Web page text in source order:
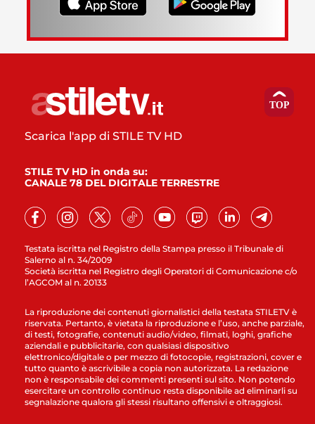
Testata iscritta nel Registro della Stampa presso il Tribunale di
Salerno al n. 34/2009
Società iscritta nel Registro degli Operatori di Comunicazione c/o
l’AGCOM al n. 20133
Scarica l'app di STILE TV HD
STILE TV HD in onda su:
CANALE 78 DEL DIGITALE TERRESTRE
La riproduzione dei contenuti giornalistici della testata STILETV è
riservata. Pertanto, è vietata la riproduzione e l’uso, anche parziale,
di testi, fotografie, contenuti audio/video, filmati, loghi, grafiche
aziendali e pubblicitarie, con qualsiasi dispositivo
elettronico/digitale o per mezzo di fotocopie, registrazioni, cover e
tutto quanto è ascrivibile a copia non autorizzata. La redazione
non è responsabile dei commenti presenti sul sito. Non potendo
esercitare un controllo continuo resta disponibile ad eliminarli su
segnalazione qualora gli stessi risultano offensivi e oltraggiosi.